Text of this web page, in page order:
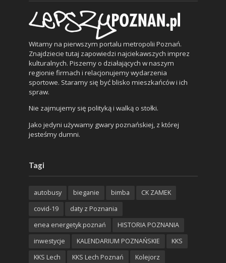
Witamy na pierwszym portalu metropolii Poznań.
Znajdziecie tutaj zapowiedzi najciekawszych imprez
kulturalnych. Piszemy o działających w naszym
regionie firmach i relacjonujemy wydarzenia
sportowe. Staramy się być blisko mieszkańców i ich
spraw.
Nie zajmujemy się polityką i walką o stołki.
Jako jedyni używamy gwary poznańskiej, z której
jesteśmy dumni.
Tagi
autobusy bieganie bimba
CK ZAMEK
covid-19
daty z Poznania
enea energetyk poznań
HISTORIA POZNANIA
inwestycje
KALENDARIUM POZNAŃSKIE
KKS
KKS Lech
KKS Lech Poznań
Kolejorz